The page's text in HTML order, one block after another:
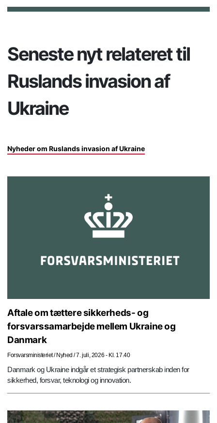
Seneste nyt relateret til
Ruslands invasion af
Ukraine
Nyheder om Ruslands invasion af Ukraine
Aftale om tættere sikkerheds- og
forsvarssamarbejde mellem Ukraine og
Danmark
Forsvarsministeriet/ Nyhed /7. juli, 2026 - Kl. 17.40
Danmark og Ukraine indgår et strategisk partnerskab inden for
sikkerhed, forsvar, teknologi og innovation.